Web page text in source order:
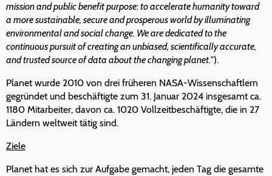
mission and public benefit purpose: to accelerate humanity toward
a more sustainable, secure and prosperous world by illuminating
environmental and social change. We are dedicated to the
continuous pursuit of creating an unbiased, scientifically accurate,
and trusted source of data about the changing planet.").
Planet wurde 2010 von drei früheren NASA-Wissenschaftlern
gegründet und beschäftigte zum 31. Januar 2024 insgesamt ca.
1180 Mitarbeiter, davon ca. 1020 Vollzeitbeschäftigte, die in 27
Ländern weltweit tätig sind.
Ziele
Planet hat es sich zur Aufgabe gemacht, jeden Tag die gesamte